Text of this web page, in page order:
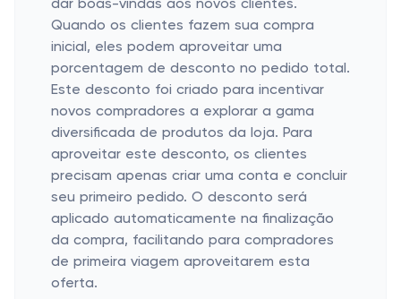
dar boas-vindas aos novos clientes.
Quando os clientes fazem sua compra
inicial, eles podem aproveitar uma
porcentagem de desconto no pedido total.
Este desconto foi criado para incentivar
novos compradores a explorar a gama
diversificada de produtos da loja. Para
aproveitar este desconto, os clientes
precisam apenas criar uma conta e concluir
seu primeiro pedido. O desconto será
aplicado automaticamente na finalização
da compra, facilitando para compradores
de primeira viagem aproveitarem esta
oferta.